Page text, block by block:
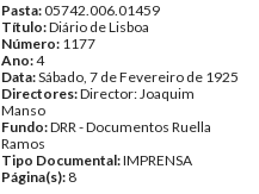
Pasta:05742.006.01459
Título:Diário de Lisboa
Número: 1177
Ano:4
Data:Sábado, 7 de Fevereiro de 1925
Directores:Director: Joaquim
Manso
Fundo:DRR - Documentos Ruella
Ramos
Tipo Documental:IMPRENSA
Página(s): 8